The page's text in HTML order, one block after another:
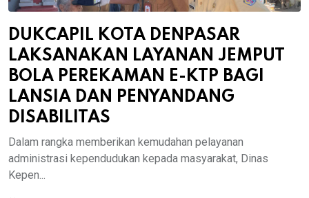
DUKCAPIL KOTA DENPASAR
LAKSANAKAN LAYANAN JEMPUT
BOLA PEREKAMAN E-KTP BAGI
LANSIA DAN PENYANDANG
DISABILITAS
Dalam rangka memberikan kemudahan pelayanan
administrasi kependudukan kepada masyarakat, Dinas
Kepen...